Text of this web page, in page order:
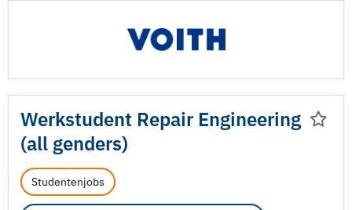
Werkstudent Repair Engineering
(all genders)
Studentenjobs